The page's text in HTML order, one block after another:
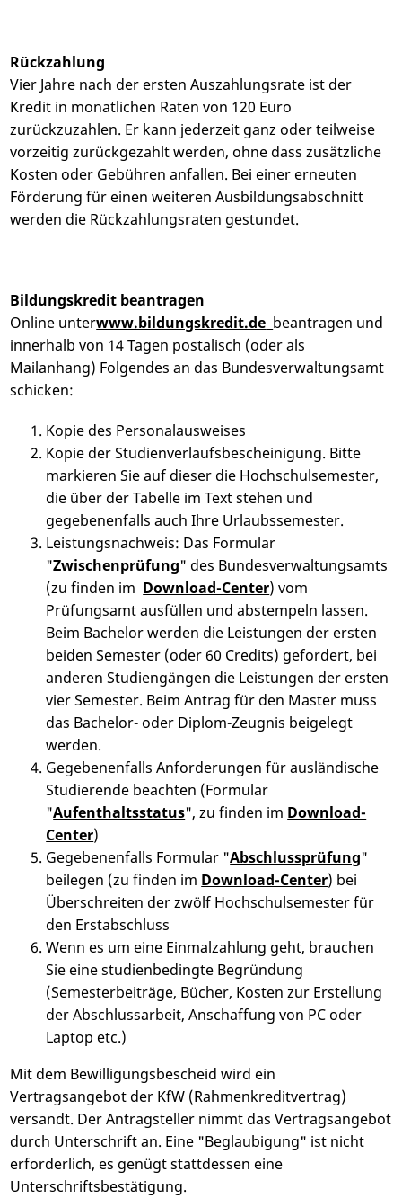
Rückzahlung
Vier Jahre nach der ersten Auszahlungsrate ist der
Kredit in monatlichen Raten von 120 Euro
zurückzuzahlen. Er kann jederzeit ganz oder teilweise
vorzeitig zurückgezahlt werden, ohne dass zusätzliche
Kosten oder Gebühren anfallen. Bei einer erneuten
Förderung für einen weiteren Ausbildungsabschnitt
werden die Rückzahlungsraten gestundet.
Bildungskredit beantragen
Online unterwww.bildungskredit.de beantragen und
innerhalb von 14 Tagen postalisch (oder als
Mailanhang) Folgendes an das Bundesverwaltungsamt
schicken:
Kopie des Personalausweises
Kopie der Studienverlaufsbescheinigung. Bitte
markieren Sie auf dieser die Hochschulsemester,
die über der Tabelle im Text stehen und
gegebenenfalls auch Ihre Urlaubssemester.
Leistungsnachweis: Das Formular
"Zwischenprüfung" des Bundesverwaltungsamts
(zu finden im Download-Center) vom
Prüfungsamt ausfüllen und abstempeln lassen.
Beim Bachelor werden die Leistungen der ersten
beiden Semester (oder 60 Credits) gefordert, bei
anderen Studiengängen die Leistungen der ersten
vier Semester. Beim Antrag für den Master muss
das Bachelor- oder Diplom-Zeugnis beigelegt
werden.
Gegebenenfalls Anforderungen für ausländische
Studierende beachten (Formular
"Aufenthaltsstatus", zu finden im Download-
Center)
Gegebenenfalls Formular "Abschlussprüfung"
beilegen (zu finden im Download-Center) bei
Überschreiten der zwölf Hochschulsemester für
den Erstabschluss
Wenn es um eine Einmalzahlung geht, brauchen
Sie eine studienbedingte Begründung
(Semesterbeiträge, Bücher, Kosten zur Erstellung
der Abschlussarbeit, Anschaffung von PC oder
Laptop etc.)
Mit dem Bewilligungsbescheid wird ein
Vertragsangebot der KfW (Rahmenkreditvertrag)
versandt. Der Antragsteller nimmt das Vertragsangebot
durch Unterschrift an. Eine "Beglaubigung" ist nicht
erforderlich, es genügt stattdessen eine
Unterschriftsbestätigung.